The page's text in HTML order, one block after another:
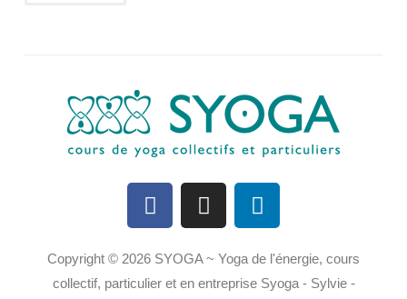
Copyright © 2026 SYOGA ~ Yoga de l'énergie, cours
collectif, particulier et en entreprise Syoga - Sylvie -